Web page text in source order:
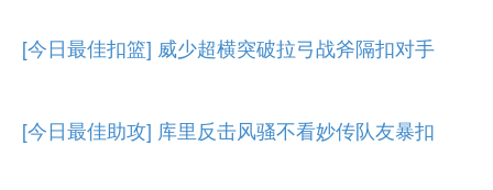
[今日最佳扣篮] 威少超横突破拉弓战斧隔扣对手
[今日最佳助攻] 库里反击风骚不看妙传队友暴扣